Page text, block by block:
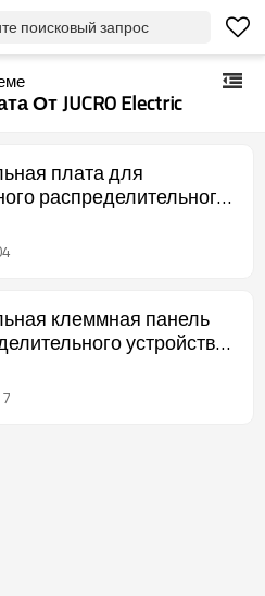
поисковый запрос
От JUCRO Electric
плата для
распределительного
JUCRO Electric
клеммная панель
устройства
от JUCRO Electric